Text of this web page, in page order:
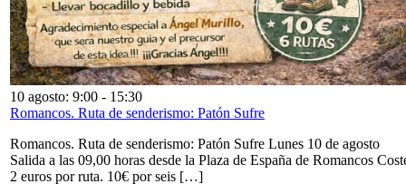
10 agosto: 9:00 - 15:30
Romancos. Ruta de senderismo: Patón Sufre
Romancos. Ruta de senderismo: Patón Sufre Lunes 10 de agosto
Salida a las 09,00 horas desde la Plaza de España de Romancos
2 euros por ruta. 10€ por seis […]